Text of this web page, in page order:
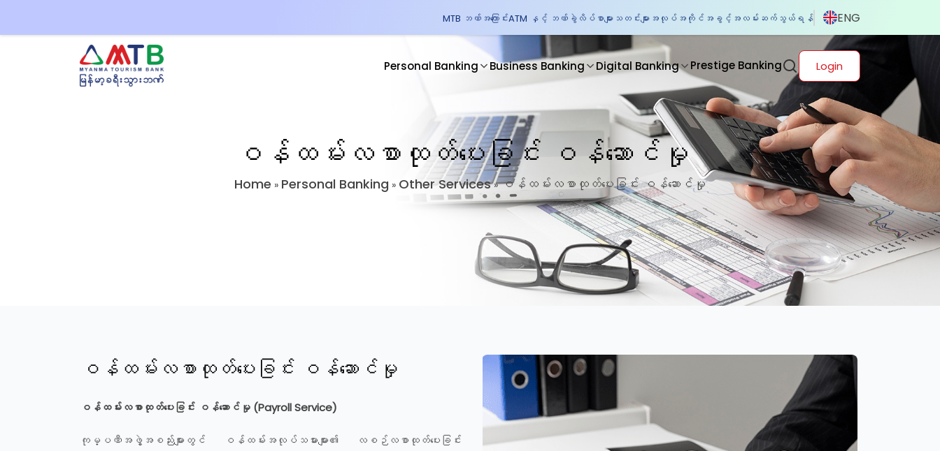
MTB ဘဏ်အကြောင်းATM နှင့် ဘဏ်ခွဲလိပ်စာများ သတင်းများ အလုပ်အကိုင်အခွင့်အလမ်း ဆက်သွယ်ရန် ENG
Personal Banking Business Banking Digital Banking Prestige Banking Login
ဝန်ထမ်းလစာထုတ်ပေးခြင်း ဝန်ဆောင်မှု
Home » Personal Banking » Other Services»ဝန်ထမ်းလစာထုတ်ပေးခြင်း ဝန်ဆောင်မှု
ဝန်ထမ်းလစာထုတ်ပေးခြင်း ဝန်ဆောင်မှု
ဝန်ထမ်းလစာထုတ်ပေးခြင်း ဝန်ဆောင်မှု (Payroll Service)
ကုမ္ပဏီအဖွဲ့အစည်းများတွင် ဝန်ထမ်းအလုပ်သမားများ၏ လစဉ်လစာထုတ်ပေးခြင်း